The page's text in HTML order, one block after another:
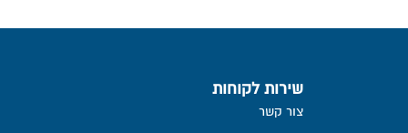
שירות לקוחות
צור קשר